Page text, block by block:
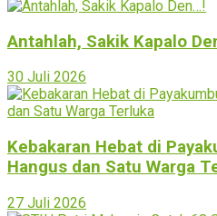
Antahlah, Sakik Kapalo
30 Juli 2026
Kebakaran Hebat di
Hangus dan Satu Warga
27 Juli 2026